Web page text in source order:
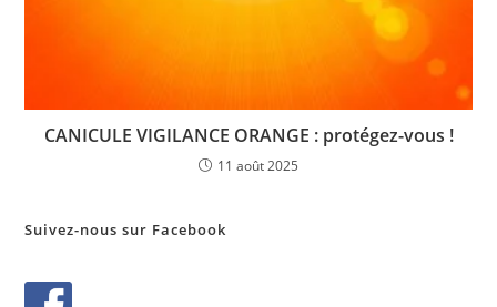
CANICULE VIGILANCE ORANGE : protégez-vous !
11 août 2025
Suivez-nous sur Facebook